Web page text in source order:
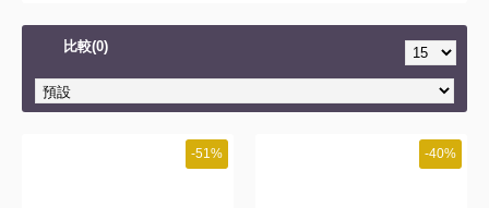
比較(0)
-51% -40%